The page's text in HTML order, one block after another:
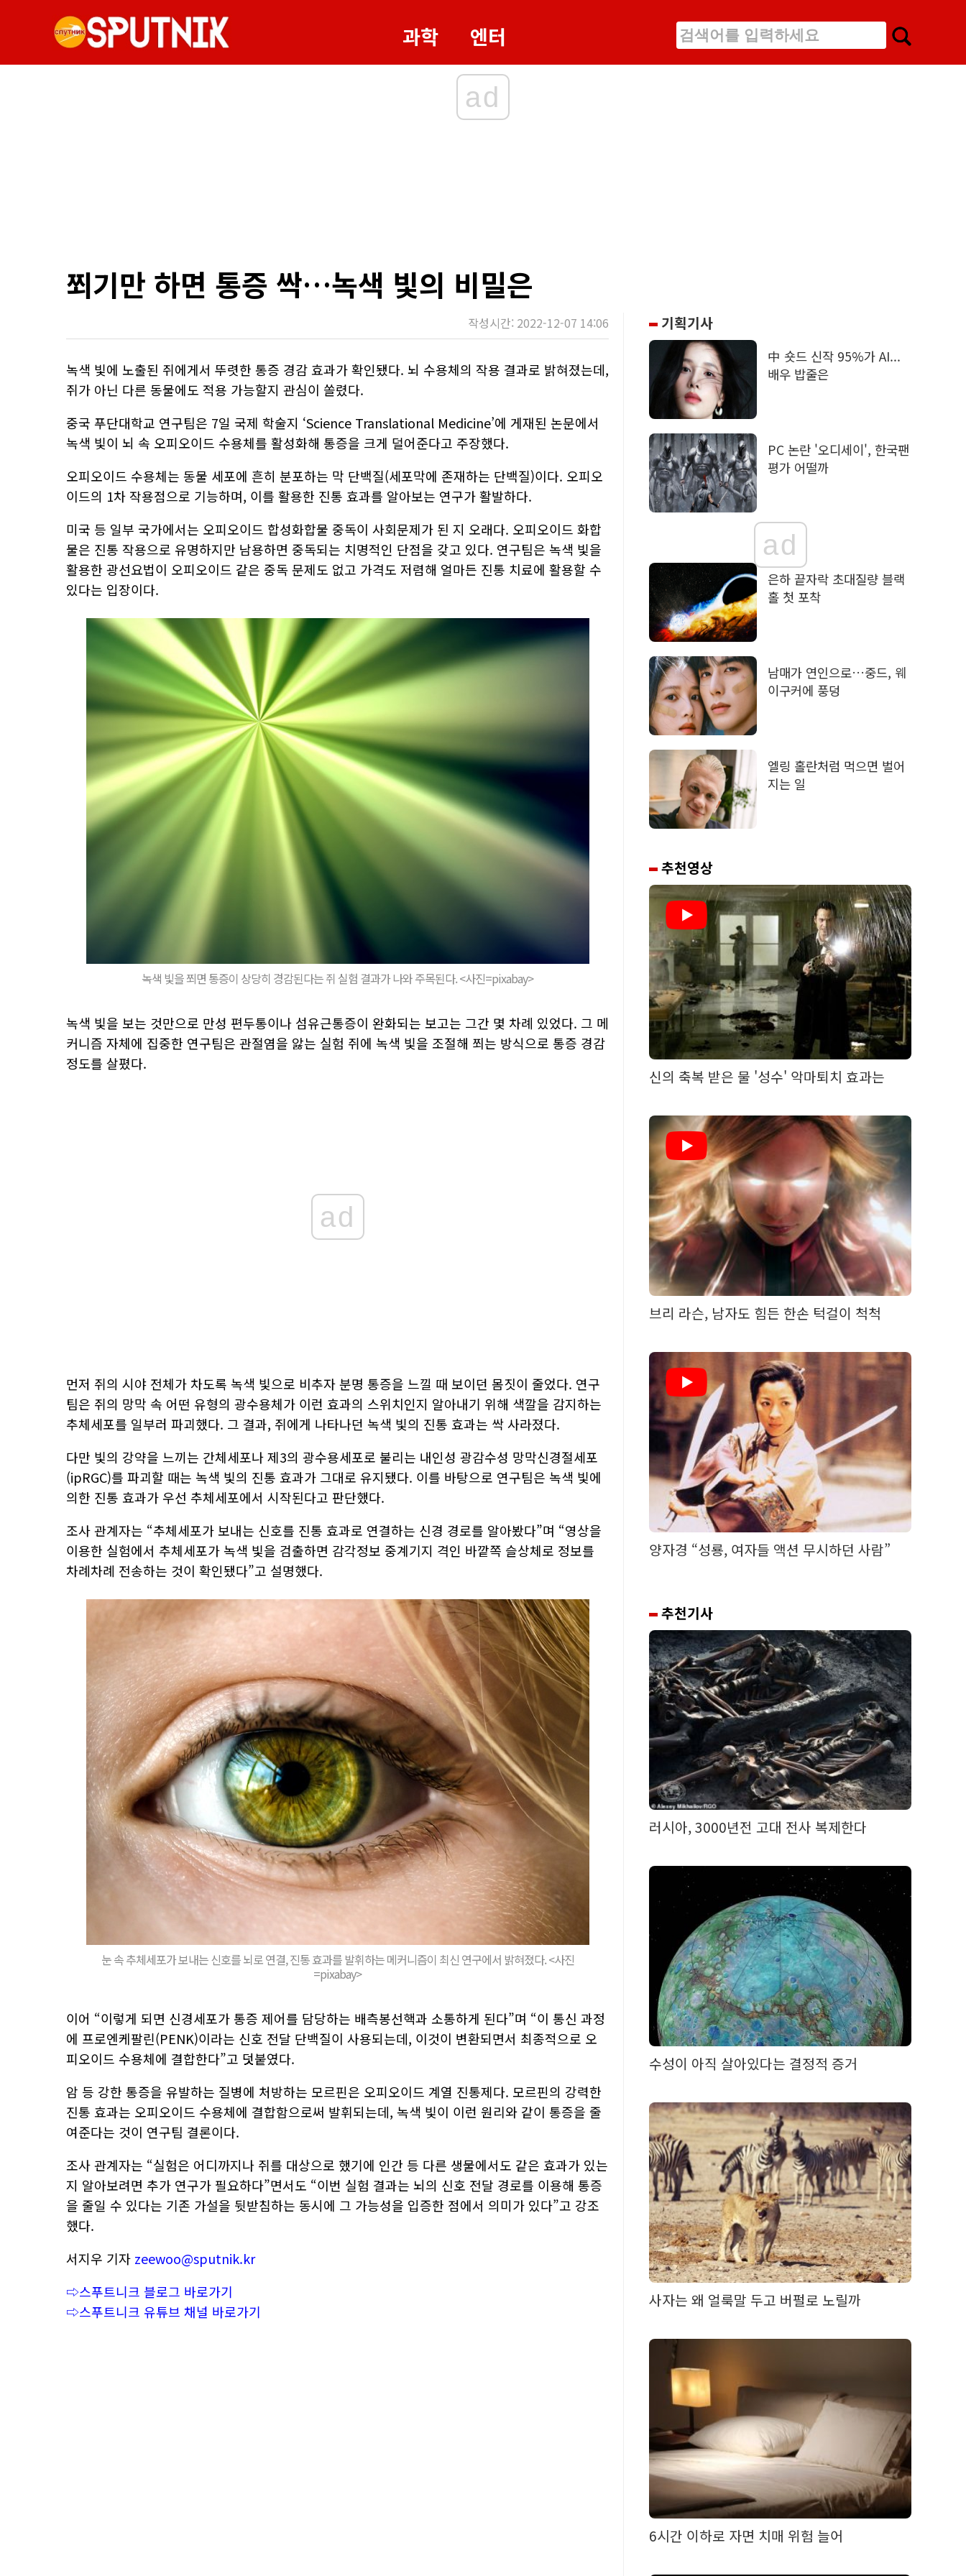
과학 엔터
ad
쬐기만 하면 통증 싹…녹색 빛의 비밀은
작성시간: 2022-12-07 14:06
녹색 빛에 노출된 쥐에게서 뚜렷한 통증 경감 효과가 확인됐다. 뇌 수용체의 작용 결과로 밝혀졌는데,
쥐가 아닌 다른 동물에도 적용 가능할지 관심이 쏠렸다.
중국 푸단대학교 연구팀은 7일 국제 학술지 ‘Science Translational Medicine’에 게재된 논문에서
녹색 빛이 뇌 속 오피오이드 수용체를 활성화해 통증을 크게 덜어준다고 주장했다.
오피오이드 수용체는 동물 세포에 흔히 분포하는 막 단백질(세포막에 존재하는 단백질)이다. 오피오
이드의 1차 작용점으로 기능하며, 이를 활용한 진통 효과를 알아보는 연구가 활발하다.
미국 등 일부 국가에서는 오피오이드 합성화합물 중독이 사회문제가 된 지 오래다. 오피오이드 화합
물은 진통 작용으로 유명하지만 남용하면 중독되는 치명적인 단점을 갖고 있다. 연구팀은 녹색 빛을
활용한 광선요법이 오피오이드 같은 중독 문제도 없고 가격도 저렴해 얼마든 진통 치료에 활용할 수
있다는 입장이다.
녹색 빛을 쬐면 통증이 상당히 경감된다는 쥐 실험 결과가 나와 주목된다. <사진=pixabay>
녹색 빛을 보는 것만으로 만성 편두통이나 섬유근통증이 완화되는 보고는 그간 몇 차례 있었다. 그 메
커니즘 자체에 집중한 연구팀은 관절염을 앓는 실험 쥐에 녹색 빛을 조절해 쬐는 방식으로 통증 경감
정도를 살폈다.
ad
먼저 쥐의 시야 전체가 차도록 녹색 빛으로 비추자 분명 통증을 느낄 때 보이던 몸짓이 줄었다. 연구
팀은 쥐의 망막 속 어떤 유형의 광수용체가 이런 효과의 스위치인지 알아내기 위해 색깔을 감지하는
추체세포를 일부러 파괴했다. 그 결과, 쥐에게 나타나던 녹색 빛의 진통 효과는 싹 사라졌다.
다만 빛의 강약을 느끼는 간체세포나 제3의 광수용세포로 불리는 내인성 광감수성 망막신경절세포
(ipRGC)를 파괴할 때는 녹색 빛의 진통 효과가 그대로 유지됐다. 이를 바탕으로 연구팀은 녹색 빛에
의한 진통 효과가 우선 추체세포에서 시작된다고 판단했다.
조사 관계자는 “추체세포가 보내는 신호를 진통 효과로 연결하는 신경 경로를 알아봤다”며 “영상을
이용한 실험에서 추체세포가 녹색 빛을 검출하면 감각정보 중계기지 격인 바깥쪽 슬상체로 정보를
차례차례 전송하는 것이 확인됐다”고 설명했다.
눈 속 추체세포가 보내는 신호를 뇌로 연결, 진통 효과를 발휘하는 메커니즘이 최신 연구에서 밝혀졌다. <사진
=pixabay>
이어 “이렇게 되면 신경세포가 통증 제어를 담당하는 배측봉선핵과 소통하게 된다”며 “이 통신 과정
에 프로엔케팔린(PENK)이라는 신호 전달 단백질이 사용되는데, 이것이 변환되면서 최종적으로 오
피오이드 수용체에 결합한다”고 덧붙였다.
암 등 강한 통증을 유발하는 질병에 처방하는 모르핀은 오피오이드 계열 진통제다. 모르핀의 강력한
진통 효과는 오피오이드 수용체에 결합함으로써 발휘되는데, 녹색 빛이 이런 원리와 같이 통증을 줄
여준다는 것이 연구팀 결론이다.
조사 관계자는 “실험은 어디까지나 쥐를 대상으로 했기에 인간 등 다른 생물에서도 같은 효과가 있는
지 알아보려면 추가 연구가 필요하다”면서도 “이번 실험 결과는 뇌의 신호 전달 경로를 이용해 통증
을 줄일 수 있다는 기존 가설을 뒷받침하는 동시에 그 가능성을 입증한 점에서 의미가 있다”고 강조
했다.
서지우 기자 zeewoo@sputnik.kr
⇨스푸트니크 블로그 바로가기
⇨스푸트니크 유튜브 채널 바로가기
기획기사
中 숏드 신작 95%가 AI...
배우 밥줄은
PC 논란 '오디세이', 한국팬
평가 어떨까
ad
은하 끝자락 초대질량 블랙
홀 첫 포착
남매가 연인으로…중드, 웨
이구커에 풍덩
엘링 홀란처럼 먹으면 벌어
지는 일
추천영상
신의 축복 받은 물 '성수' 악마퇴치 효과는
브리 라슨, 남자도 힘든 한손 턱걸이 척척
양자경 “성룡, 여자들 액션 무시하던 사람”
추천기사
러시아, 3000년전 고대 전사 복제한다
수성이 아직 살아있다는 결정적 증거
사자는 왜 얼룩말 두고 버펄로 노릴까
6시간 이하로 자면 치매 위험 늘어